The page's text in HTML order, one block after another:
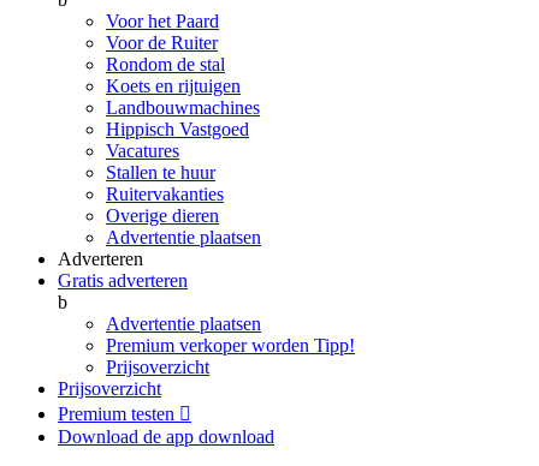
Voor het Paard
Voor de Ruiter
Rondom de stal
Koets en rijtuigen
Landbouwmachines
Hippisch Vastgoed
Vacatures
Stallen te huur
Ruitervakanties
Overige dieren
Advertentie plaatsen
Adverteren
Gratis adverteren
b
Advertentie plaatsen
Premium verkoper worden Tipp!
Prijsoverzicht
Prijsoverzicht
Premium testen 
Download de app download